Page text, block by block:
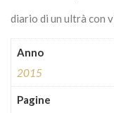
diario di un ultrà con
Anno
2015
Pagine